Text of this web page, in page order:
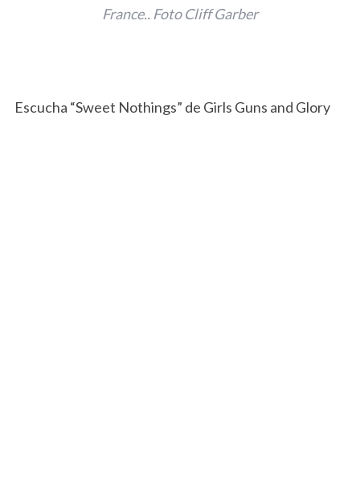
France.. Foto Cliff Garber
Escucha “Sweet Nothings” de Girls Guns and Glory